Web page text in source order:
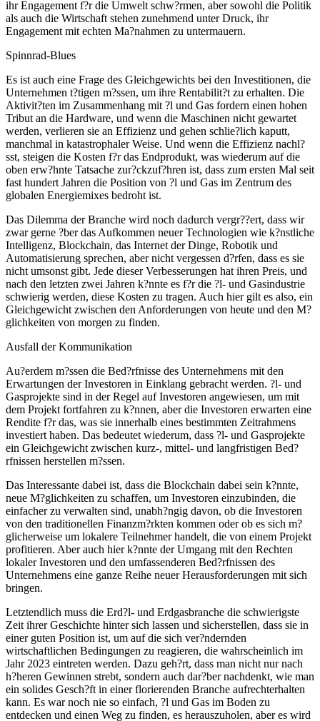
ihr Engagement f?r die Umwelt schw?rmen, aber sowohl die Politik
als auch die Wirtschaft stehen zunehmend unter Druck, ihr
Engagement mit echten Ma?nahmen zu untermauern.
Spinnrad-Blues
Es ist auch eine Frage des Gleichgewichts bei den Investitionen, die
Unternehmen t?tigen m?ssen, um ihre Rentabilit?t zu erhalten. Die
Aktivit?ten im Zusammenhang mit ?l und Gas fordern einen hohen
Tribut an die Hardware, und wenn die Maschinen nicht gewartet
werden, verlieren sie an Effizienz und gehen schlie?lich kaputt,
manchmal in katastrophaler Weise. Und wenn die Effizienz nachl?
sst, steigen die Kosten f?r das Endprodukt, was wiederum auf die
oben erw?hnte Tatsache zur?ckzuf?hren ist, dass zum ersten Mal seit
fast hundert Jahren die Position von ?l und Gas im Zentrum des
globalen Energiemixes bedroht ist.
Das Dilemma der Branche wird noch dadurch vergr??ert, dass wir
zwar gerne ?ber das Aufkommen neuer Technologien wie k?nstliche
Intelligenz, Blockchain, das Internet der Dinge, Robotik und
Automatisierung sprechen, aber nicht vergessen d?rfen, dass es sie
nicht umsonst gibt. Jede dieser Verbesserungen hat ihren Preis, und
nach den letzten zwei Jahren k?nnte es f?r die ?l- und Gasindustrie
schwierig werden, diese Kosten zu tragen. Auch hier gilt es also, ein
Gleichgewicht zwischen den Anforderungen von heute und den M?
glichkeiten von morgen zu finden.
Ausfall der Kommunikation
Au?erdem m?ssen die Bed?rfnisse des Unternehmens mit den
Erwartungen der Investoren in Einklang gebracht werden. ?l- und
Gasprojekte sind in der Regel auf Investoren angewiesen, um mit
dem Projekt fortfahren zu k?nnen, aber die Investoren erwarten eine
Rendite f?r das, was sie innerhalb eines bestimmten Zeitrahmens
investiert haben. Das bedeutet wiederum, dass ?l- und Gasprojekte
ein Gleichgewicht zwischen kurz-, mittel- und langfristigen Bed?
rfnissen herstellen m?ssen.
Das Interessante dabei ist, dass die Blockchain dabei sein k?nnte,
neue M?glichkeiten zu schaffen, um Investoren einzubinden, die
einfacher zu verwalten sind, unabh?ngig davon, ob die Investoren
von den traditionellen Finanzm?rkten kommen oder ob es sich m?
glicherweise um lokalere Teilnehmer handelt, die von einem Projekt
profitieren. Aber auch hier k?nnte der Umgang mit den Rechten
lokaler Investoren und den umfassenderen Bed?rfnissen des
Unternehmens eine ganze Reihe neuer Herausforderungen mit sich
bringen.
Letztendlich muss die Erd?l- und Erdgasbranche die schwierigste
Zeit ihrer Geschichte hinter sich lassen und sicherstellen, dass sie in
einer guten Position ist, um auf die sich ver?ndernden
wirtschaftlichen Bedingungen zu reagieren, die wahrscheinlich im
Jahr 2023 eintreten werden. Dazu geh?rt, dass man nicht nur nach
h?heren Gewinnen strebt, sondern auch dar?ber nachdenkt, wie man
ein solides Gesch?ft in einer florierenden Branche aufrechterhalten
kann. Es war noch nie so einfach, ?l und Gas im Boden zu
entdecken und einen Weg zu finden, es herauszuholen, aber es wird